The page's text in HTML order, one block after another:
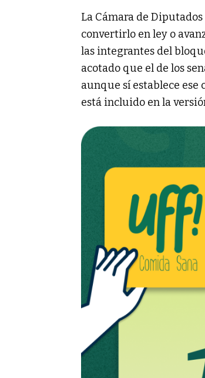
La Cámara de
convertirlo en ley o
las integrantes del
acotado que el de los
aunque sí establece
está incluido en la